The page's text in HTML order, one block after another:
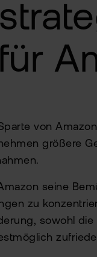
von
größere
seine
zu
sowohl die